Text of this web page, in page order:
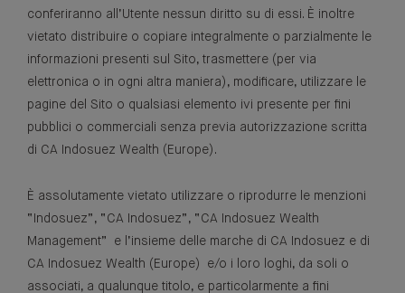
conferiranno all’Utente nessun diritto su di essi. È inoltre
vietato distribuire o copiare integralmente o parzialmente le
informazioni presenti sul Sito, trasmettere (per via
elettronica o in ogni altra maniera), modificare, utilizzare le
pagine del Sito o qualsiasi elemento ivi presente per fini
pubblici o commerciali senza previa autorizzazione scritta
di CA Indosuez Wealth (Europe).
È assolutamente vietato utilizzare o riprodurre le menzioni
“Indosuez”, “CA Indosuez”, “CA Indosuez Wealth
Management” e l’insieme delle marche di CA Indosuez e di
CA Indosuez Wealth (Europe) e/o i loro loghi, da soli o
associati, a qualunque titolo, e particolarmente a fini